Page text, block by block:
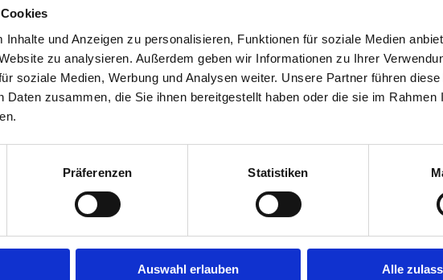
und Anzeigen zu personalisieren, Funktionen für soziale Medien
zu analysieren. Außerdem geben wir Informationen zu Ihrer
soziale Medien, Werbung und Analysen weiter. Unsere Partner führen
Daten zusammen, die Sie ihnen bereitgestellt haben oder die sie im Rahmen
Präferenzen Statistiken
Auswahl erlauben Alle
in ihrem Berufsfeld und
der Höchstpunktzahl zu
bei der Weiterbildung und
sowie über das
und Branchen.
studie-wirtschaftspruefer-
studie-deutschlands-beste-